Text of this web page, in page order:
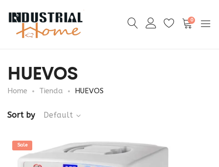
0
HUEVOS
Home Tienda HUEVOS
Sort by Default
Sale